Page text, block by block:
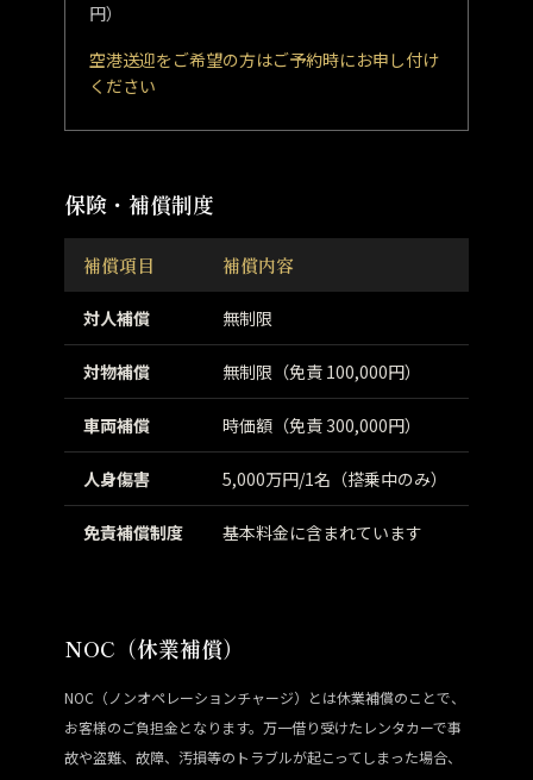
円）
空港送迎をご希望の方はご予約時にお申し付け
ください
保険・補償制度
補償項目 補償内容
対人補償 無制限
対物補償 無制限（免責 100,000円）
車両補償 時価額（免責 300,000円）
人身傷害 5,000万円/1名（搭乗中のみ）
免責補償制度 基本料金に含まれています
NOC（休業補償）
NOC（ノンオペレーションチャージ）とは休業補償のことで、
お客様のご負担金となります。万一借り受けたレンタカーで事
故や盗難、故障、汚損等のトラブルが起こってしまった場合、